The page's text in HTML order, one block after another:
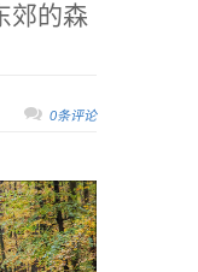
郊的森
0条评论